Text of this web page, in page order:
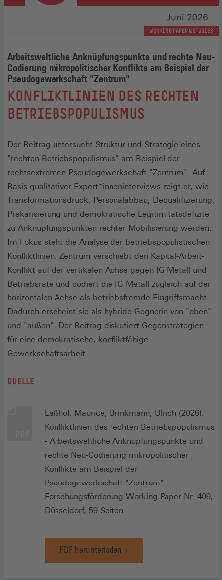
WORKING PAPER & STUDIES
Arbeitsweltliche Anknüpfungspunkte und rechte Neu-
Codierung mikropolitischer Konflikte am Beispiel der
Pseudogewerkschaft "Zentrum"
:
KONFLIKTLINIEN DES RECHTEN
BETRIEBSPOPULISMUS
Der Beitrag untersucht Struktur und Strategie eines
"rechten Betriebspopulismus" am Beispiel der
rechtsextremen Pseudogewerkschaft "Zentrum". Auf
Basis qualitativer Expert*inneninterviews zeigt er, wie
Transformationsdruck, Personalabbau, Dequalifizierung,
Prekarisierung und demokratische Legitimitätsdefizite
zu Anknüpfungspunkten rechter Mobilisierung werden.
Im Fokus steht die Analyse der betriebspopulistischen
Konfliktlinien: Zentrum verschiebt den Kapital-Arbeit-
Konflikt auf der vertikalen Achse gegen IG Metall und
Betriebsräte und codiert die IG Metall zugleich auf der
horizontalen Achse als betriebsfremde Eingriffsmacht.
Dadurch erscheint sie als hybride Gegnerin von "oben"
und "außen". Der Beitrag diskutiert Gegenstrategien
für eine demokratische, konfliktfähige
Gewerkschaftsarbeit.
QUELLE
Laßhof, Maurice; Brinkmann, Ulrich (2026):
Konfliktlinien des rechten Betriebspopulismus
- Arbeitsweltliche Anknüpfungspunkte und
rechte Neu-Codierung mikropolitischer
Konflikte am Beispiel der
Pseudogewerkschaft "Zentrum"
Forschungsförderung Working Paper Nr. 409,
Düsseldorf, 59 Seiten
PDF herunterladen